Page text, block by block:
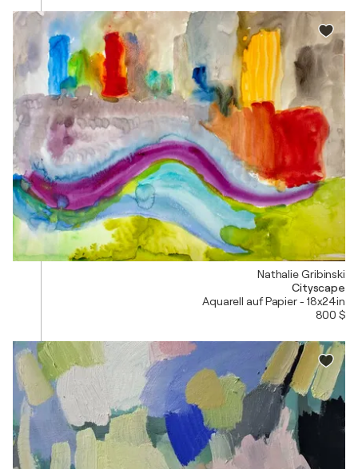
Nathalie Gribinski
Cityscape
Aquarell auf Papier - 18x24in
800 $